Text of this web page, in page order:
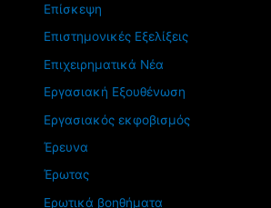
Επίσκεψη
Επιστημονικές Εξελίξεις
Επιχειρηματικά Νέα
Εργασιακή Εξουθένωση
Εργασιακός εκφοβισμός
Έρευνα
Έρωτας
Ερωτικά βοηθήματα